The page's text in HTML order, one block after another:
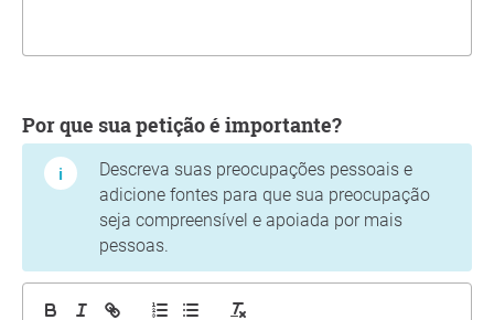
Por que sua petição é importante?
Descreva suas preocupações pessoais e
adicione fontes para que sua preocupação
seja compreensível e apoiada por mais
pessoas.